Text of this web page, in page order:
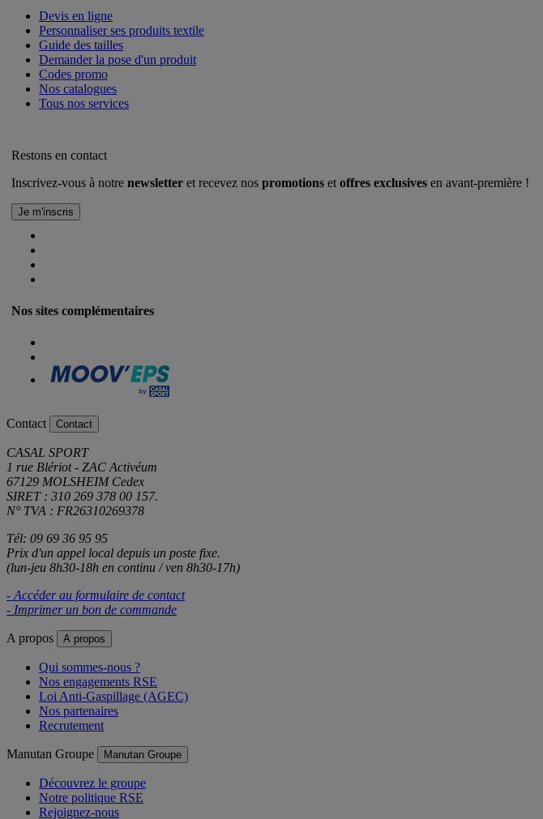
Devis en ligne
Personnaliser ses produits textile
Guide des tailles
Demander la pose d'un produit
Codes promo
Nos catalogues
Tous nos services
Restons en contact
Inscrivez-vous à notre newsletter et recevez nos promotions et offres exclusives en avant-première !
Nos sites complémentaires
Contact Contact
CASAL SPORT
1 rue Blériot - ZAC Activéum
67129 MOLSHEIM Cedex
SIRET : 310 269 378 00 157.
N° TVA : FR26310269378
Tél: 09 69 36 95 95
Prix d'un appel local depuis un poste fixe.
(lun-jeu 8h30-18h en continu / ven 8h30-17h)
- Accéder au formulaire de contact
- Imprimer un bon de commande
A propos A propos
Qui sommes-nous ?
Nos engagements RSE
Loi Anti-Gaspillage (AGEC)
Nos partenaires
Recrutement
Manutan Groupe Manutan Groupe
Découvrez le groupe
Notre politique RSE
Rejoignez-nous